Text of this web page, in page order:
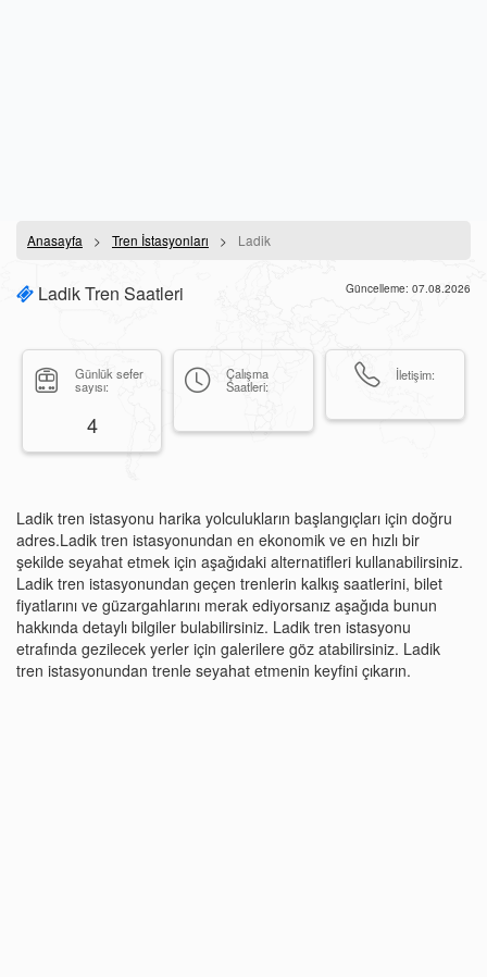
Anasayfa Tren İstasyonları Ladik
Ladik Tren Saatleri Güncelleme: 07.08.2026
Günlük sefer
sayısı:
4
Çalışma
Saatleri:
İletişim:
Ladik tren istasyonu harika yolculukların başlangıçları için doğru
adres.Ladik tren istasyonundan en ekonomik ve en hızlı bir
şekilde seyahat etmek için aşağıdaki alternatifleri kullanabilirsiniz.
Ladik tren istasyonundan geçen trenlerin kalkış saatlerini, bilet
fiyatlarını ve güzargahlarını merak ediyorsanız aşağıda bunun
hakkında detaylı bilgiler bulabilirsiniz. Ladik tren istasyonu
etrafında gezilecek yerler için galerilere göz atabilirsiniz. Ladik
tren istasyonundan trenle seyahat etmenin keyfini çıkarın.